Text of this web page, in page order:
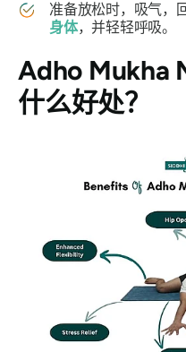
准备放松时，吸气，
身体，并轻轻呼吸。
Adho Mukha
什么好处？